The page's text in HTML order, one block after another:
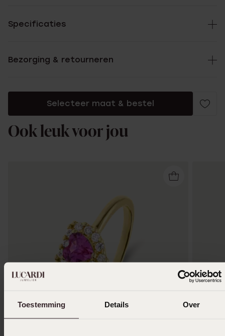
Toestemming Details Over
Specificaties
Bezorging & retourneren
Selecteer maat & bestel
Ook leuk voor jou